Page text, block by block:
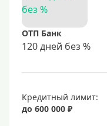
ОТП Банк
120 дней без %
Кредитный лимит:
до 600 000 ₽